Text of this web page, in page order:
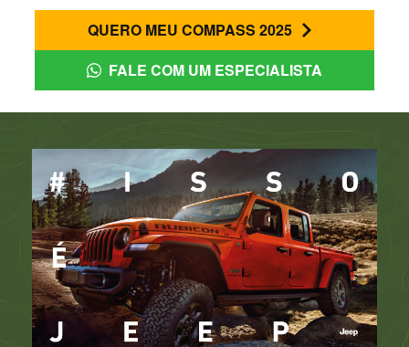
QUERO MEU COMPASS 2025
FALE COM UM ESPECIALISTA